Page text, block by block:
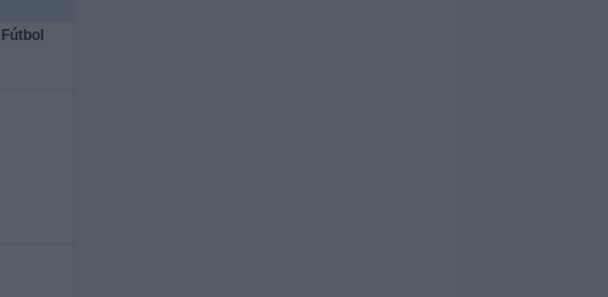
Fútbol